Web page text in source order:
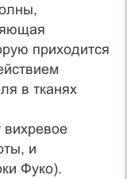
приходится
в тканях
вихревое
и
Фуко).